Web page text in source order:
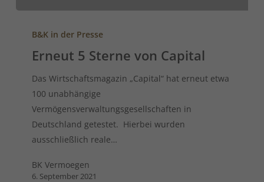
B&K in der Presse
Erneut 5 Sterne von Capital
Das Wirtschaftsmagazin „Capital“ hat erneut etwa
100 unabhängige
Vermögensverwaltungsgesellschaften in
Deutschland getestet. Hierbei wurden
ausschließlich reale…
BK Vermoegen
6. September 2021